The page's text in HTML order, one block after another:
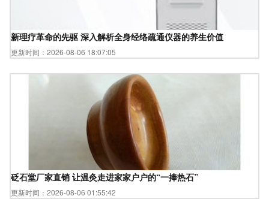
新理疗革命的先驱 深入解析全身经络疏通仪器的养生价值
更新时间：2026-08-06 18:07:05
砭石堂厂家直销 让温灸走进家家户户的“一捧热石”
更新时间：2026-08-06 01:55:42